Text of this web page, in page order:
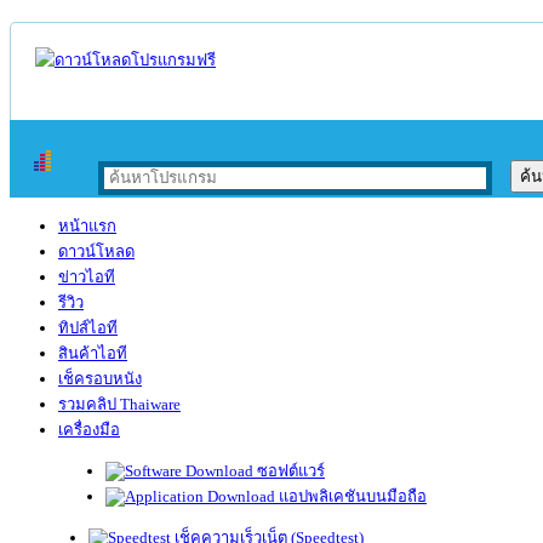
หน้าแรก
ดาวน์โหลด
ข่าวไอที
รีวิว
ทิปส์ไอที
สินค้าไอที
เช็ครอบหนัง
รวมคลิป Thaiware
เครื่องมือ
ซอฟต์แวร์
แอปพลิเคชันบนมือถือ
เช็คความเร็วเน็ต (Speedtest)